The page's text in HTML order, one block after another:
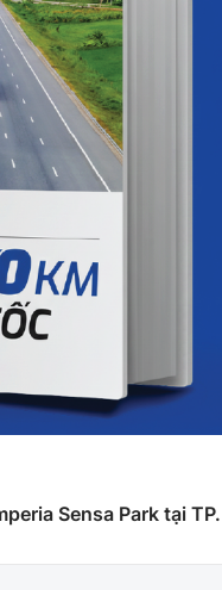
Sensa Park tại